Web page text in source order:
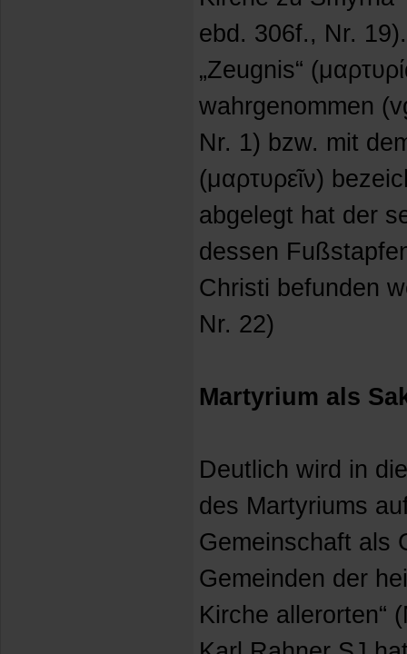
ebd. 306f., Nr.
„Zeugnis“
wahrgenommen
Nr. 1) bzw. mit
(μαρτυρεῖν)
abgelegt hat der
dessen
Christi befunden
Nr. 22)
Martyrium als
Deutlich wird in
des Martyriums
Gemeinschaft als
Gemeinden der
Kirche allerorten“